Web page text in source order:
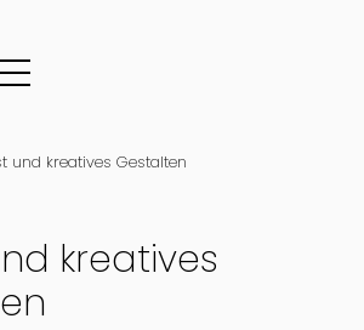
und kreatives Gestalten
kreatives